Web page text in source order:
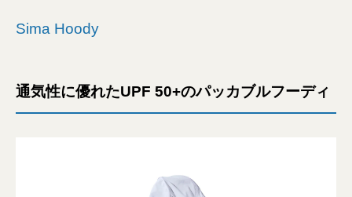
Sima Hoody
通気性に優れたUPF 50+のパッカブルフーディ